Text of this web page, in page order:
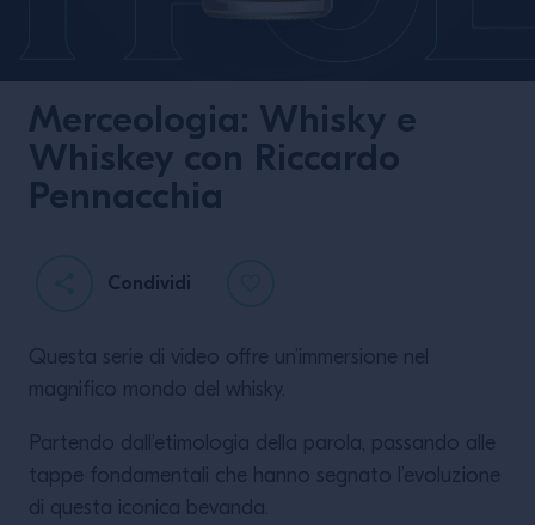
LEGGI DI PIÙ
Merceologia: Whisky e
Whiskey con Riccardo
Pennacchia
Condividi
Questa serie di video offre un’immersione nel
magnifico mondo del whisky.
Partendo dall’etimologia della parola, passando alle
tappe fondamentali che hanno segnato l’evoluzione
di questa iconica bevanda.